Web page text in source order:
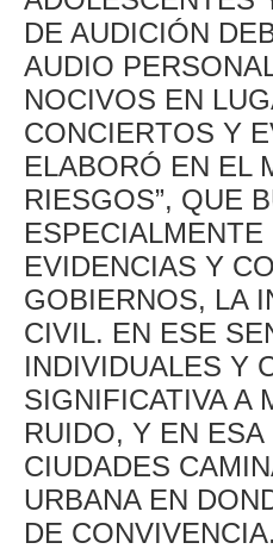
DE AUDICIÓN
AUDIO
NOCIVOS EN
CONCIERTOS Y
ELABORÓ EN EL
RIESGOS”, QUE
EVIDENCIAS Y
GOBIERNOS, LA
CIVIL. EN ESE
INDIVIDUALES Y
SIGNIFICATIVA A
RUIDO, Y EN
CIUDADES
URBANA EN
DE